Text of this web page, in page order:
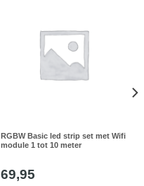
RGBW Basic led strip set met Wifi
module 1 tot 10 meter
69,95